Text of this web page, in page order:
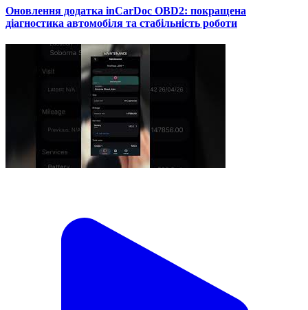
Оновлення додатка inCarDoc OBD2: покращена
діагностика автомобіля та стабільність роботи